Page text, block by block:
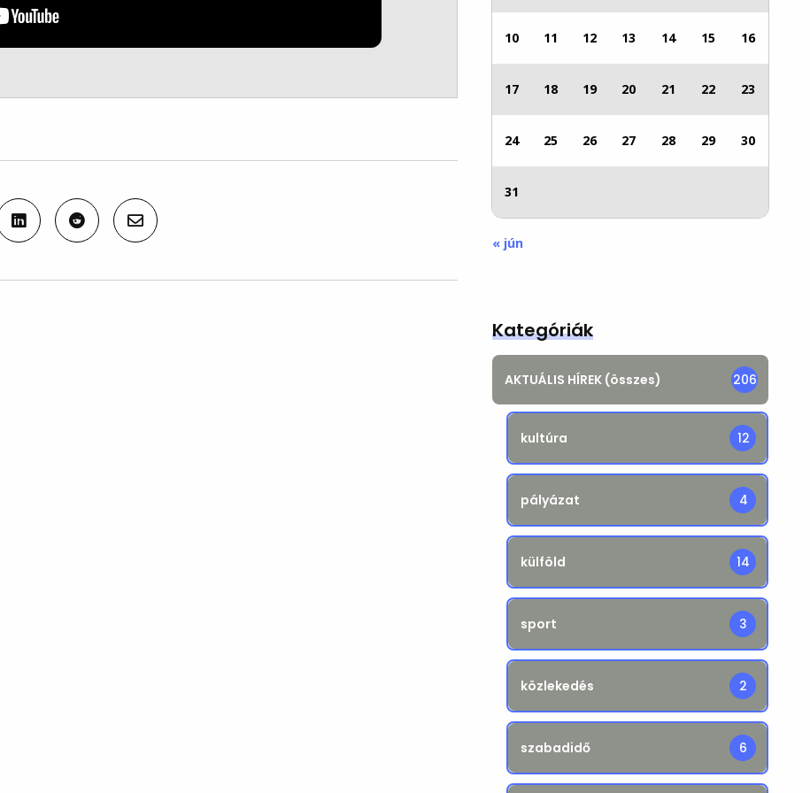
10 11 12 13 14 15 16
17 18 19 20 21 22 23
24 25 26 27 28 29 30
31
« jún
Kategóriák
AKTUÁLIS HÍREK (összes) 206
kultúra 12
pályázat 4
külföld 14
sport 3
közlekedés 2
szabadidő 6